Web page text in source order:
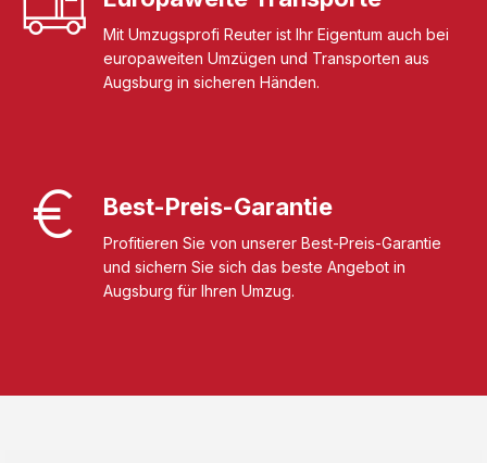
Mit Umzugsprofi Reuter ist Ihr Eigentum auch bei
europaweiten Umzügen und Transporten aus
Augsburg in sicheren Händen.
Best-Preis-Garantie
Profitieren Sie von unserer Best-Preis-Garantie
und sichern Sie sich das beste Angebot in
Augsburg für Ihren Umzug.